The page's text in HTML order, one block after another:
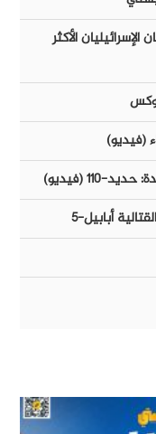
الأكثر
(فيديو)
(فيديو)
أبابيل-٥